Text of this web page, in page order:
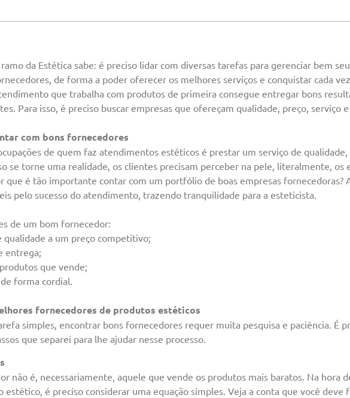
da Estética sabe: é preciso lidar com diversas tarefas para gerenciar bem
de forma a poder oferecer os melhores serviços e conquistar cada
que trabalha com produtos de primeira consegue entregar bons
Para isso, é preciso buscar empresas que ofereçam qualidade, preço, serviço
com bons fornecedores
de quem faz atendimentos estéticos é prestar um serviço de
se torne uma realidade, os clientes precisam perceber na pele, literalmente,
que é tão importante contar com um portfólio de boas empresas fornecedoras?
pelo sucesso do atendimento, trazendo tranquilidade para a esteticista.
de um bom fornecedor:
qualidade a um preço competitivo;
entrega;
que vende;
forma cordial.
fornecedores de produtos estéticos
simples, encontrar bons fornecedores requer muita pesquisa e paciência. É
que separei para lhe ajudar nesse processo.
não é, necessariamente, aquele que vende os produtos mais baratos. Na hora
estético, é preciso considerar uma equação simples. Veja a conta que você deve